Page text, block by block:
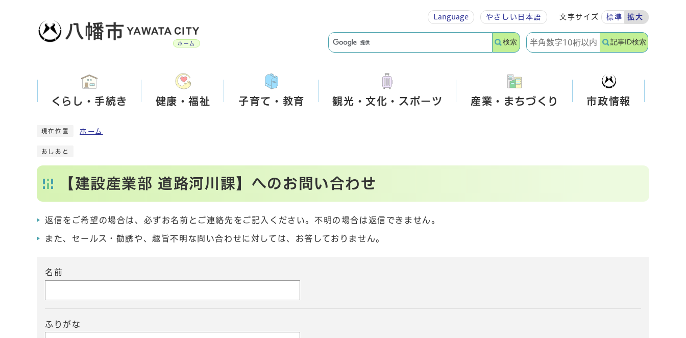
ホーム
Language やさしい 日本語 文字サイズ 標準 拡大
検索 記事ID検索
くらし・手続き 健康・福祉 子育て・教育 観光・文化・スポーツ 産業・まちづくり 市政情報
現在位置 ホーム
あしあと
【建設産業部 道路河川課】へのお問い合わせ
返信をご希望の場合は、必ずお名前とご連絡先をご記入ください。不明の場合は返信できません。
また、セールス・勧誘や、趣旨不明な問い合わせに対しては、お答しておりません。
名前
ふりがな